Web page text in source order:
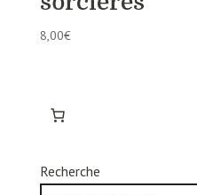
8,00€
Recherche